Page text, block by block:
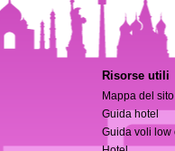
Risorse utili
Mappa del sito
Guida hotel
Guida voli low